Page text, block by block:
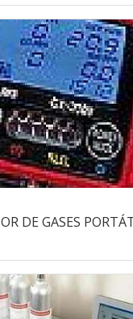
DE GASES